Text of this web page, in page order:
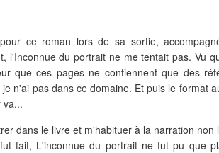
ce roman lors de sa sortie,
l'Inconnue du portrait ne me tentait pas. Vu
que ces pages ne contiennent que des
n'ai pas dans ce domaine. Et puis le format
va...
dans le livre et m'habituer à la narration non
fait, L'inconnue du portrait ne fut pu que